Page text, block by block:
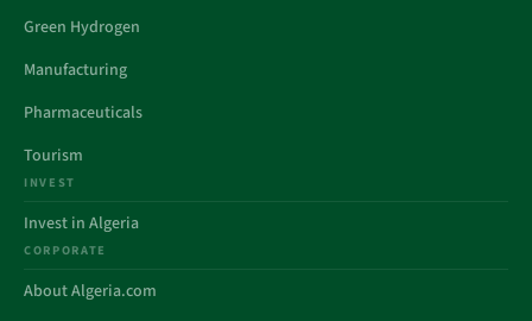
Green Hydrogen
Manufacturing
Pharmaceuticals
Tourism
INVEST
Invest in Algeria
CORPORATE
About Algeria.com